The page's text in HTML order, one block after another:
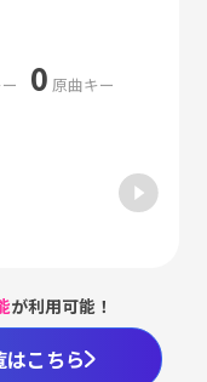
0 原曲キー
が利用可能！
はこちら